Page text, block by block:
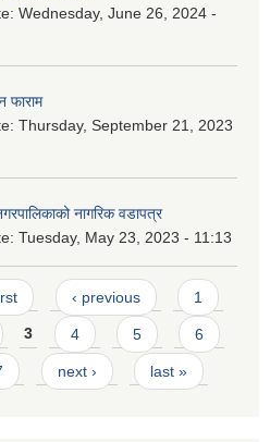
Wednesday, June 26, 2024 -
फाराम
Thursday, September 21, 2023
नागरिक वडापत्र
Tuesday, May 23, 2023 - 11:13
‹ previous 1
3 4 5 6
next › last »